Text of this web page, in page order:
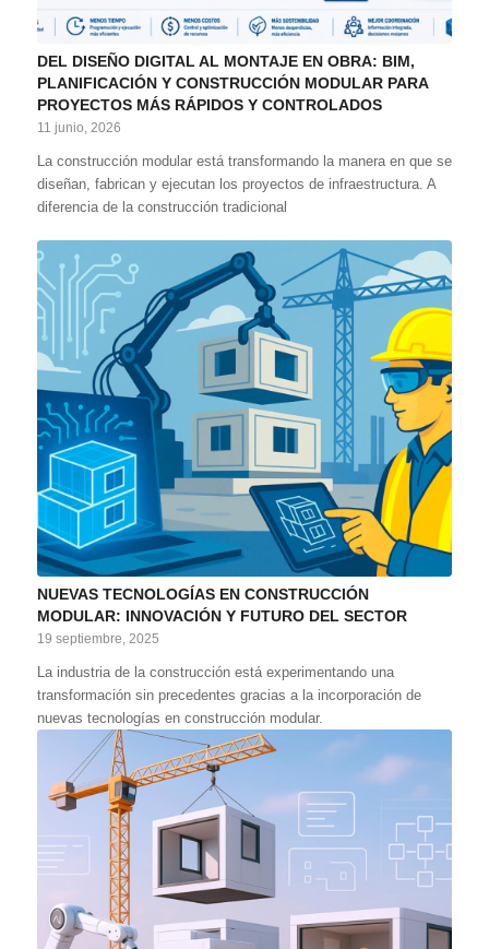
DEL DISEÑO DIGITAL AL MONTAJE EN OBRA: BIM,
PLANIFICACIÓN Y CONSTRUCCIÓN MODULAR PARA
PROYECTOS MÁS RÁPIDOS Y CONTROLADOS
11 junio, 2026
La construcción modular está transformando la manera en que se
diseñan, fabrican y ejecutan los proyectos de infraestructura. A
diferencia de la construcción tradicional
NUEVAS TECNOLOGÍAS EN CONSTRUCCIÓN
MODULAR: INNOVACIÓN Y FUTURO DEL SECTOR
19 septiembre, 2025
La industria de la construcción está experimentando una
transformación sin precedentes gracias a la incorporación de
nuevas tecnologías en construcción modular.